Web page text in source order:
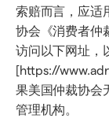
索赔而言，应适
协会《消费者仲
访问以下网址，
[https://
果美国仲裁协会
管理机构。